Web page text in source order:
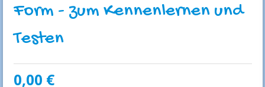
Form - zum Kennenlernen und
Testen
0,00 €